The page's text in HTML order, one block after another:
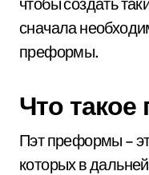
сначала
преформы.
Что
Пэт преформы –
которых в